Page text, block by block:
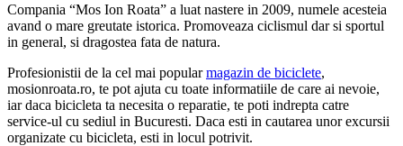
Compania “Mos Ion Roata” a luat nastere in 2009, numele acesteia
avand o mare greutate istorica. Promoveaza ciclismul dar si sportul
in general, si dragostea fata de natura.
Profesionistii de la cel mai popularmagazin de biciclete,
mosionroata.ro, te pot ajuta cu toate informatiile de care ai nevoie,
iar daca bicicleta ta necesita o reparatie, te poti indrepta catre
service-ul cu sediul in Bucuresti. Daca esti in cautarea unor excursii
organizate cu bicicleta, esti in locul potrivit.